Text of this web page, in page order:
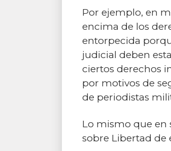
Por ejemplo, en
encima de los
entorpecida
judicial deben
ciertos derechos
por motivos de
de periodistas
Lo mismo que en
sobre Libertad de